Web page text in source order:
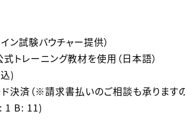
ン試験バウチャー提供）
トレーニング教材を使用（日本語）
)
決済（※請求書払いのご相談も承ります
1 B: 11)